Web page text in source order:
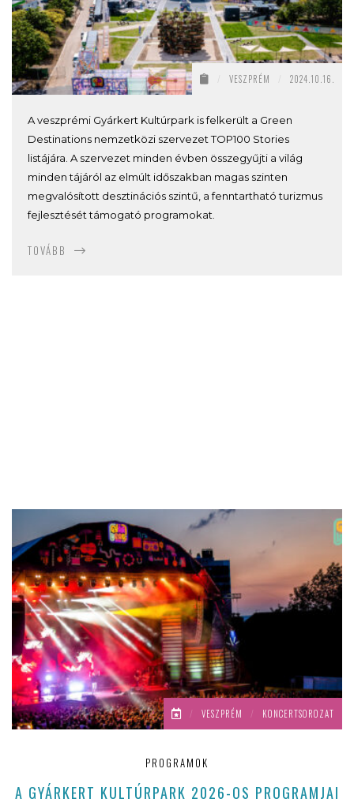
VESZPRÉM 2024.10.16.
A veszprémi Gyárkert Kultúrpark is felkerült a Green
Destinations nemzetközi szervezet TOP100 Stories
listájára. A szervezet minden évben összegyűjti a világ
minden tájáról az elmúlt időszakban magas szinten
megvalósított desztinációs szintű, a fenntartható turizmus
fejlesztését támogató programokat.
TOVÁBB
/ VESZPRÉM / KONCERTSOROZAT
PROGRAMOK
A GYÁRKERT KULTÚRPARK 2026-OS PROGRAMJAI